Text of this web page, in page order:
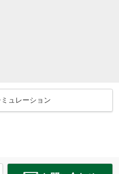
ュレーション